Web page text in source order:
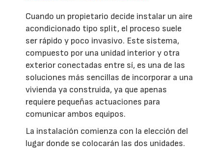
Cuando un propietario decide instalar un aire
acondicionado tipo split, el proceso suele
ser rápido y poco invasivo. Este sistema,
compuesto por una unidad interior y otra
exterior conectadas entre sí, es una de las
soluciones más sencillas de incorporar a una
vivienda ya construida, ya que apenas
requiere pequeñas actuaciones para
comunicar ambos equipos.
La instalación comienza con la elección del
lugar donde se colocarán las dos unidades.